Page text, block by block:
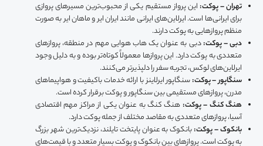
تهران – پوکت: این پرواز مستقیم یکی از محبوب‌ترین مسیرهای پروازی
برای ایرانی‌ها است. ایرلاین‌های ایرانی مانند ایران ایر و ماهان ایر به صورت
منظم پروازهایی به پوکت دارند.
دبی – پوکت:دبی به عنوان یک هاب هوایی مهم در منطقه، پروازهای
متعددی به پوکت دارد. این پروازها معمولاً کوتاه‌تر بوده و به دلیل وجود
ایرلاین‌های لوکس، تجربه سفر را دلپذیرتر می‌کنند.
سنگاپور – پوکت:سنگاپور ایرلاینز با ارائه خدمات باکیفیت و هواپیماهای
مدرن، پروازهای مستقیمی بین سنگاپور و پوکت برقرار کرده است.
هنگ کنگ – پوکت: هنگ کنگ به عنوان یکی از مراکز مهم اقتصادی
آسیا، پروازهای متعددی به مقاصد مختلف از جمله پوکت دارد.
بانکوک – پوکت:بانکوک به عنوان پایتخت تایلند، نزدیک‌ترین شهر بزرگ
به پوکت است. پروازهای بین بانکوک و پوکت بسیار متعدد و با قیمت‌های